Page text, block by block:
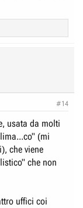
#14
usata da molti
(mi
che viene
che non
uffici coi